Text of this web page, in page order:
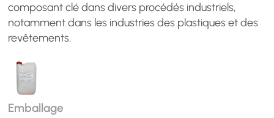
composant clé dans divers procédés industriels,
notamment dans les industries des plastiques et des
revêtements.
Emballage